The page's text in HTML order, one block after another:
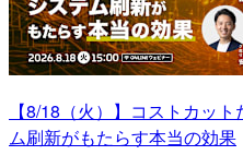
【8/18（火）】コストカッ
ム刷新がもたらす本当の効果